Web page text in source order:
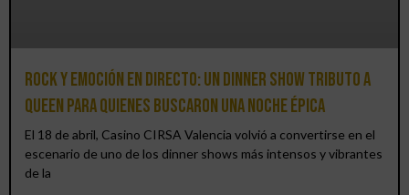
Rock y emoción en directo: un Dinner Show Tributo a
Queen para quienes buscaron una noche épica
El 18 de abril, Casino CIRSA Valencia volvió a convertirse en el
escenario de uno de los dinner shows más intensos y vibrantes
de la